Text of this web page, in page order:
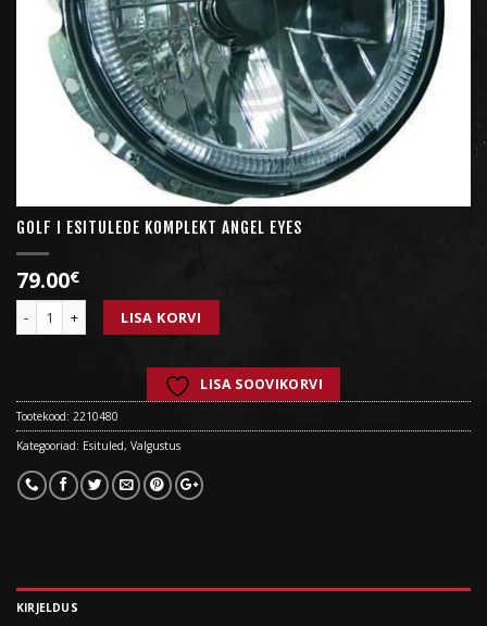
GOLF I ESITULEDE KOMPLEKT ANGEL EYES
79.00€
LISA KORVI
LISA SOOVIKORVI
Tootekood: 2210480
Kategooriad: Esituled, Valgustus
KIRJELDUS